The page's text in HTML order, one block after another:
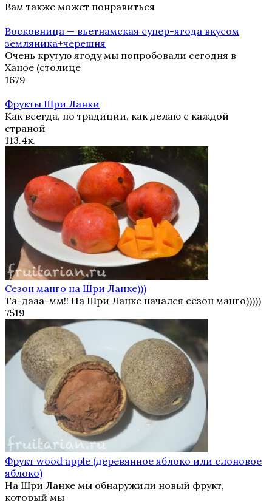
Вам также может понравиться
Восковница — вьетнамская супер-ягода вкусом
земляника+черешня
Очень крутую ягоду мы попробовали сегодня в
Ханое (столице
1679
Фрукты Шри Ланки
Как всегда, по традиции, как делаю с каждой
страной
113.4к.
Сезон манго на Шри Ланке)))
Та-дааа-мм!! На Шри Ланке начался сезон манго)))))
7519
Фрукт wood apple (деревянное яблоко или слоновое
яблоко)
На Шри Ланке мы обнаружили новый фрукт,
который мы